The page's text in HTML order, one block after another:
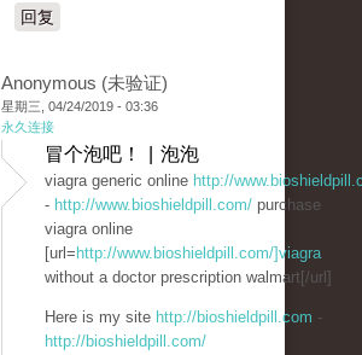
回复
Anonymous (未验证)
星期三, 04/24/2019 - 03:36
永久连接
冒个泡吧！ | 泡泡
viagra generic online http://
- http://www.bioshieldpill.com/ purchase
viagra online
[url= http://www.bioshieldpill.com/]viagra
without a doctor prescription walmart[/url]
Here is my site http://bioshieldpill.com -
http://bioshieldpill.com/